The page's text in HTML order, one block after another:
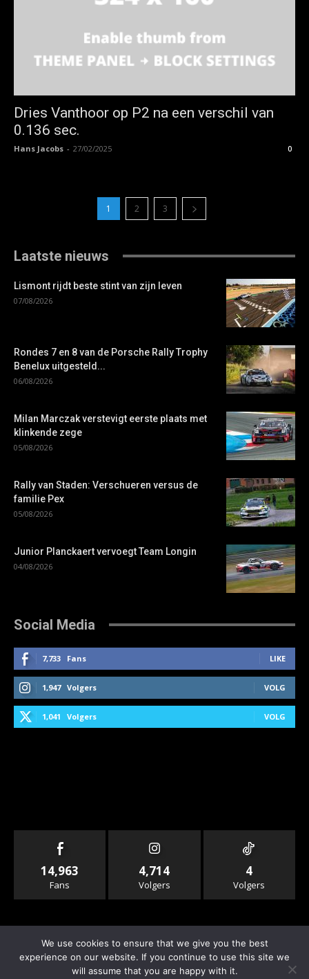
Dries Vanthoor op P2 na een verschil van
0.136 sec.
Hans Jacobs - 27/02/2025 0
1 2 3
Laatste nieuws
Lismont rijdt beste stint van zijn leven
07/08/2026
Rondes 7 en 8 van de Porsche Rally Trophy
Benelux uitgesteld...
06/08/2026
Milan Marczak verstevigt eerste plaats met
klinkende zege
05/08/2026
Rally van Staden: Verschueren versus de
familie Pex
05/08/2026
Junior Planckaert vervoegt Team Longin
04/08/2026
Social Media
7,733 Fans LIKE
1,947 Volgers VOLG
1,041 Volgers VOLG
14,963
Fans
4,714
Volgers
4
Volgers
We use cookies to ensure that we give you the best
experience on our website. If you continue to use this site we
will assume that you are happy with it.